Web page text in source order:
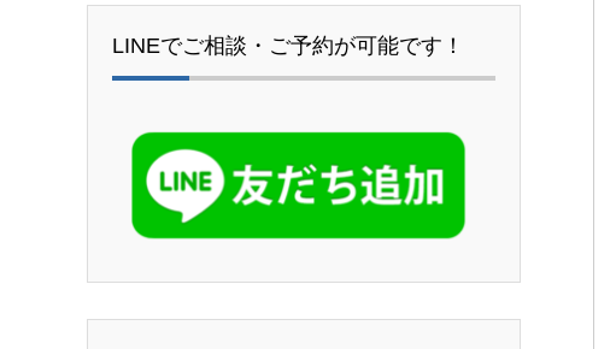
LINEでご相談・ご予約が可能です！